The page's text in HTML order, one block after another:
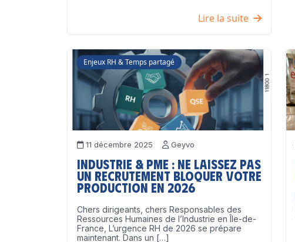
Lire la suite
Enjeux RH & Temps partagé
11 décembre 2025 Geyvo
Industrie & PME : ne laissez pas
un recrutement bloquer votre
production en 2026
Chers dirigeants, chers Responsables des
Ressources Humaines de l’Industrie en Île-de-
France, L’urgence RH de 2026 se prépare
maintenant. Dans un […]